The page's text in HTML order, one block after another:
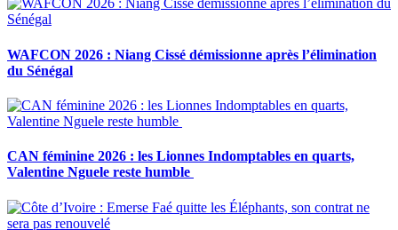
WAFCON 2026 : Niang Cissé démissionne après l’élimination
du Sénégal
CAN féminine 2026 : les Lionnes Indomptables en quarts,
Valentine Nguele reste humble